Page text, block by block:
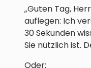
„Guten Tag,
auflegen: Ich
30 Sekunden
Sie nützlich ist.
Oder: